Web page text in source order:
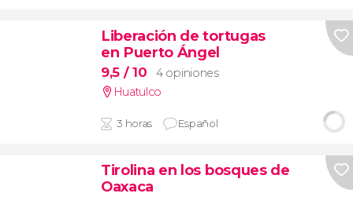
Liberación de tortugas
en Puerto Ángel
9,5 / 10
4 opiniones
Huatulco
3 horas Español
Tirolina en los bosques de
Oaxaca